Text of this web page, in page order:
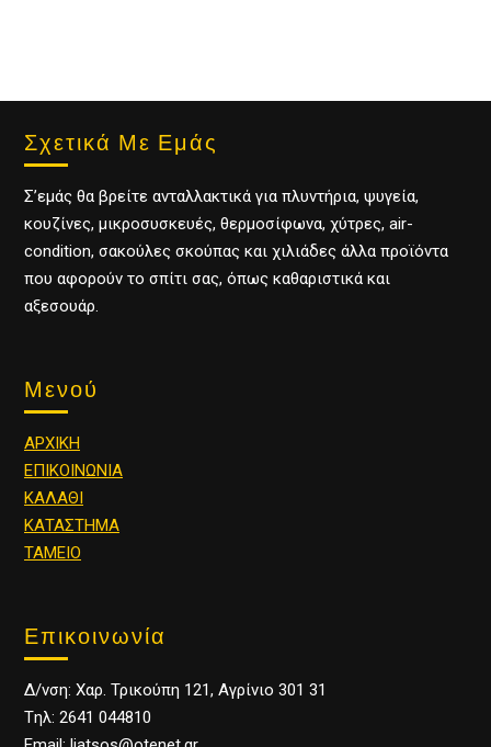
Σχετικά Με Εμάς
Σ’εμάς θα βρείτε ανταλλακτικά για πλυντήρια, ψυγεία,
κουζίνες, μικροσυσκευές, θερμοσίφωνα, χύτρες, air-
condition, σακούλες σκούπας και χιλιάδες άλλα προϊόντα
που αφορούν το σπίτι σας, όπως καθαριστικά και
αξεσουάρ.
Μενού
ΑΡΧΙΚΗ
ΕΠΙΚΟΙΝΩΝΙΑ
ΚΑΛΑΘΙ
ΚΑΤΑΣΤΗΜΑ
ΤΑΜΕΙΟ
Επικοινωνία
Δ/νση: Χαρ. Τρικούπη 121, Αγρίνιο 301 31
Tηλ: 2641 044810